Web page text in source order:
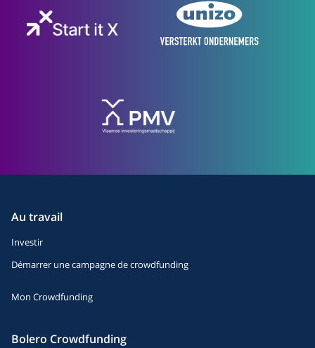
Au travail
Investir
Démarrer une campagne de crowdfunding
Mon Crowdfunding
Bolero Crowdfunding